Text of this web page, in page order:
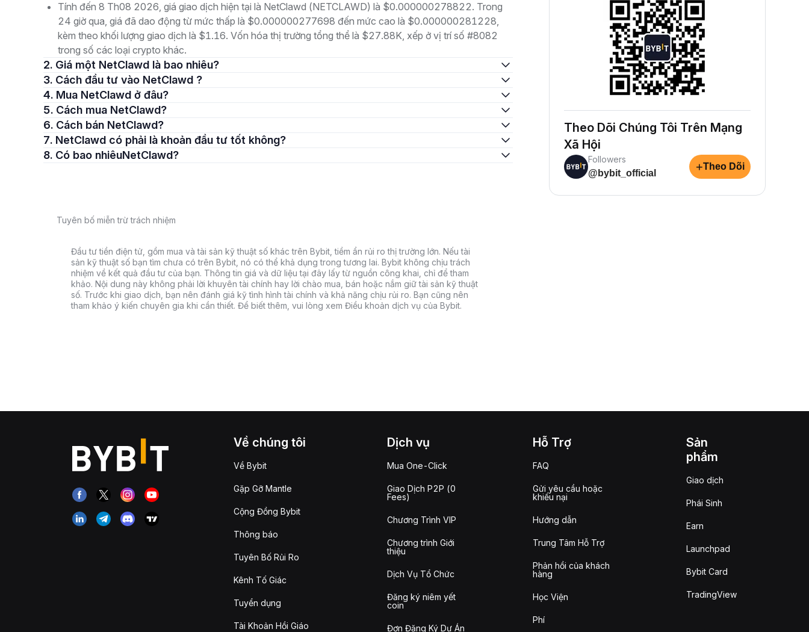
Tính đến 8 Th08 2026, giá giao dịch hiện tại là NetClawd (NETCLAWD) là $0.000000278822. Trong
24 giờ qua, giá đã dao động từ mức thấp là $0.000000277698 đến mức cao là $0.000000281228,
kèm theo khối lượng giao dịch là $1.16. Vốn hóa thị trường tổng thể là $27.88K, xếp ở vị trí số #8082
trong số các loại crypto khác.
2. Giá một NetClawd là bao nhiêu?
3. Cách đầu tư vào NetClawd ?
4. Mua NetClawd ở đâu?
5. Cách mua NetClawd?
6. Cách bán NetClawd?
7. NetClawd có phải là khoản đầu tư tốt không?
8. Có bao nhiêuNetClawd?
Tuyên bố miễn trừ trách nhiệm
Đầu tư tiền điện tử, gồm mua và tài sản kỹ thuật số khác trên Bybit, tiềm ẩn rủi ro thị trường lớn. Nếu tài
sản kỹ thuật số bạn tìm chưa có trên Bybit, nó có thể khả dụng trong tương lai. Bybit không chịu trách
nhiệm về kết quả đầu tư của bạn. Thông tin giá và dữ liệu tại đây lấy từ nguồn công khai, chỉ để tham
khảo. Nội dung này không phải lời khuyên tài chính hay lời chào mua, bán hoặc nắm giữ tài sản kỹ thuật
số. Trước khi giao dịch, bạn nên đánh giá kỹ tình hình tài chính và khả năng chịu rủi ro. Bạn cũng nên
tham khảo ý kiến chuyên gia khi cần thiết. Để biết thêm, vui lòng xem Điều khoản dịch vụ của Bybit.
Theo Dõi Chúng Tôi Trên Mạng
Xã Hội
Followers
@bybit_official
+Theo Dõi
Về chúng tôi
Về Bybit
Gặp Gỡ Mantle
Cộng Đồng Bybit
Thông báo
Tuyên Bố Rủi Ro
Kênh Tố Giác
Tuyển dụng
Tài Khoản Hồi Giáo
Dịch vụ
Mua One-Click
Giao Dịch P2P (0
Fees)
Chương Trình VIP
Chương trình Giới
thiệu
Dịch Vụ Tổ Chức
Đăng ký niêm yết
coin
Đơn Đăng Ký Dự Án
Hỗ Trợ
FAQ
Gửi yêu cầu hoặc
khiếu nại
Hướng dẫn
Trung Tâm Hỗ Trợ
Phản hồi của khách
hàng
Học Viện
Phí
Sản
phẩm
Giao dịch
Phái Sinh
Earn
Launchpad
Bybit Card
TradingView